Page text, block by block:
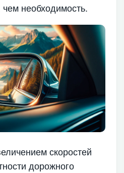
чем необходимость.
скоростей
дорожного